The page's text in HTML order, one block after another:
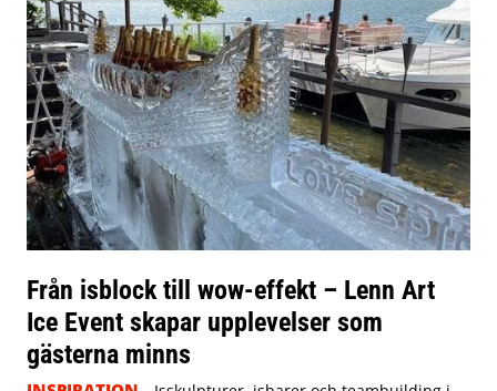
Från isblock till wow-effekt – Lenn Art
Ice Event skapar upplevelser som
gästerna minns